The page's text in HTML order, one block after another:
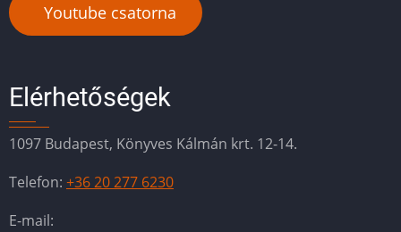
Youtube csatorna
Elérhetőségek
1097 Budapest, Könyves Kálmán krt. 12-14.
Telefon: +36 20 277 6230
E-mail: